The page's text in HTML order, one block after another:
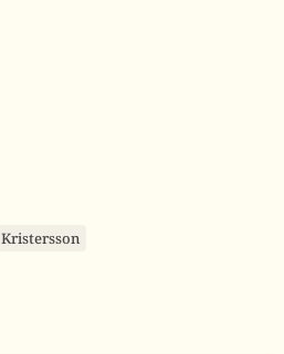
Kristersson